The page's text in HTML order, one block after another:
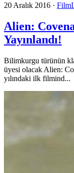
20 Aralık 2016 ·
Alien:
Yayınlandı!
Bilimkurgu türünün
üyesi olacak Alien:
yılındaki ilk filmind...